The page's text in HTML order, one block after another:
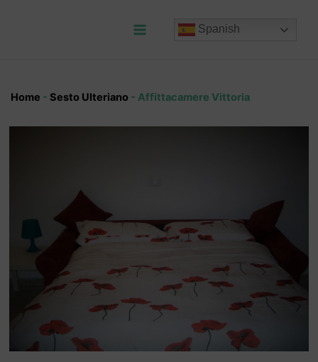
Spanish
Home - Sesto Ulteriano - Affittacamere Vittoria